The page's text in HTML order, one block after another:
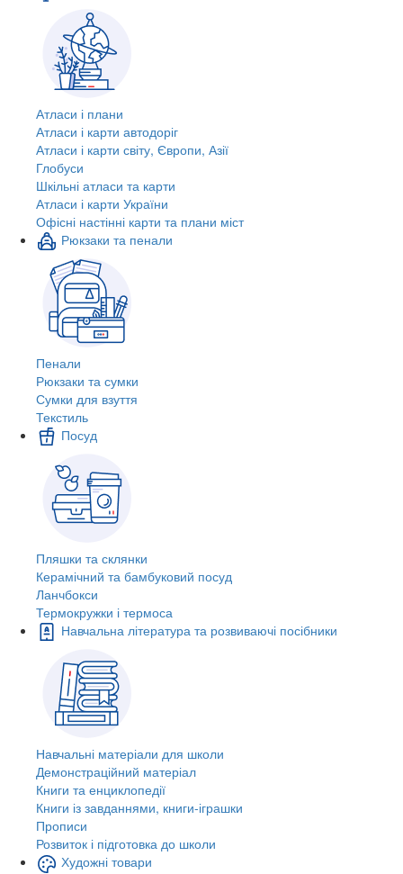
Атласи і плани
Атласи і карти автодоріг
Атласи і карти світу, Європи, Азії
Глобуси
Шкільні атласи та карти
Атласи і карти України
Офісні настінні карти та плани міст
Рюкзаки та пенали
Пенали
Рюкзаки та сумки
Сумки для взуття
Текстиль
Посуд
Пляшки та склянки
Керамічний та бамбуковий посуд
Ланчбокси
Термокружки і термоса
Навчальна література та розвиваючі посібники
Навчальні матеріали для школи
Демонстраційний матеріал
Книги та енциклопедії
Книги із завданнями, книги-іграшки
Прописи
Розвиток і підготовка до школи
Художні товари